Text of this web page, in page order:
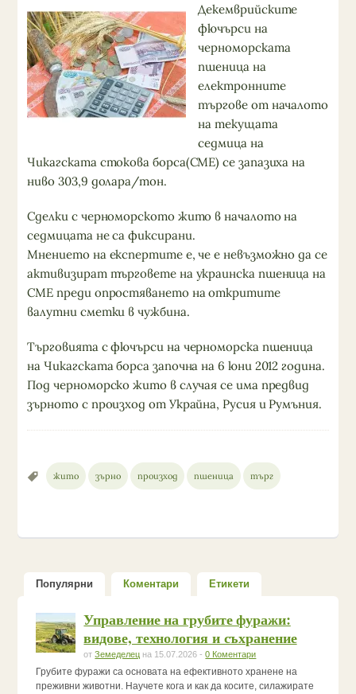
Декемврийските
фючърси на
черноморската
пшеница на
електронните
търгове от началото
на текущата
седмица на
Чикагската стокова борса(CME) се запазиха на
ниво 303,9 долара/тон.
Сделки с черноморското жито в началото на
седмицата не са фиксирани.
Мнението на експертите е, че е невъзможно да се
активизират търговете на украинска пшеница на
CME преди опростяването на откритите
валутни сметки в чужбина.
Търговията с фючърси на черноморска пшеница
на Чикагската борса започна на 6 юни 2012 година.
Под черноморско жито в случая се има предвид
зърното с произход от Украйна, Русия и Румъния.
жито зърно произход пшеница търг
Популярни Коментари Етикети
Управление на грубите фуражи:
видове, технология и съхранение
отЗемеделец на 15.07.2026 -0 Коментари
Грубите фуражи са основата на ефективното хранене на
преживни животни. Научете кога и как да косите, силажирате